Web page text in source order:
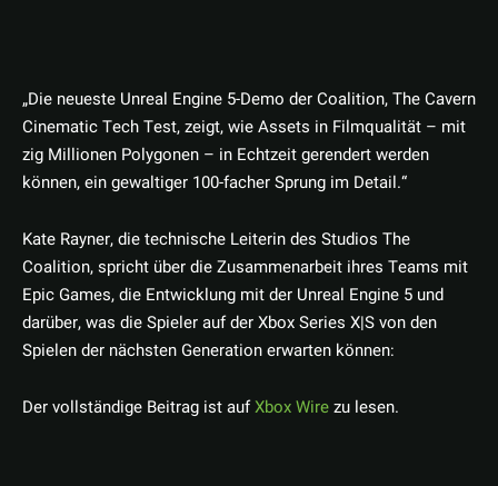
„Die neueste Unreal Engine 5-Demo der Coalition, The Cavern
Cinematic Tech Test, zeigt, wie Assets in Filmqualität – mit
zig Millionen Polygonen – in Echtzeit gerendert werden
können, ein gewaltiger 100-facher Sprung im Detail.“
Kate Rayner, die technische Leiterin des Studios The
Coalition, spricht über die Zusammenarbeit ihres Teams mit
Epic Games, die Entwicklung mit der Unreal Engine 5 und
darüber, was die Spieler auf der Xbox Series X|S von den
Spielen der nächsten Generation erwarten können:
Der vollständige Beitrag ist aufXbox Wirezu lesen.